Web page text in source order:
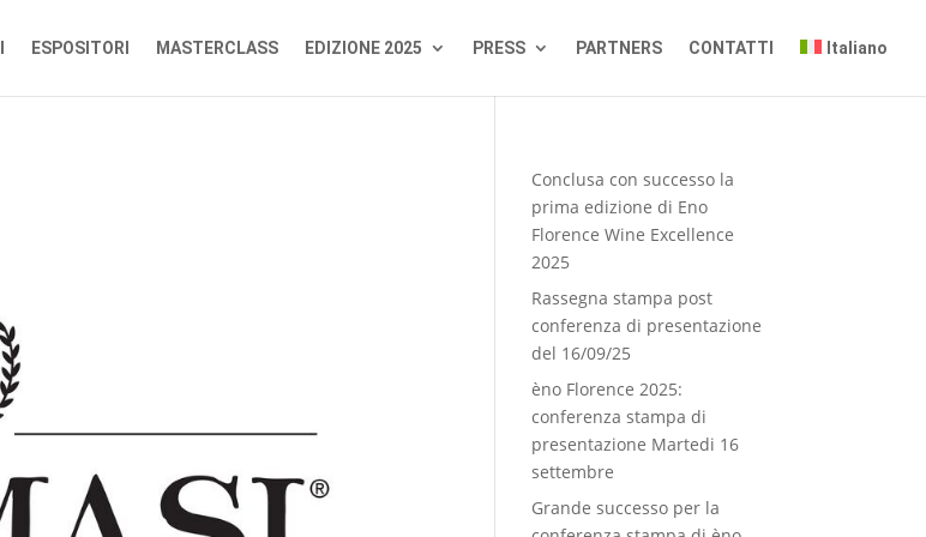
ESPOSITORI MASTERCLASS EDIZIONE 2025 PRESS PARTNERS CONTATTI Italiano
Conclusa con successo la
prima edizione di Eno
Florence Wine Excellence
2025
Rassegna stampa post
conferenza di presentazione
del 16/09/25
èno Florence 2025:
conferenza stampa di
presentazione Martedi 16
settembre
Grande successo per la